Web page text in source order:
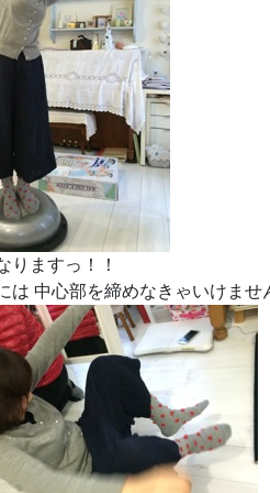
りますっ！！
は 中心部を締めなきゃいけませ